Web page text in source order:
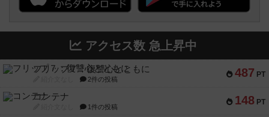
アクセス数 急上昇中
487 PT
フリップ７：復讐心とともに
2件の投稿
148 PT
コンテナ
1件の投稿